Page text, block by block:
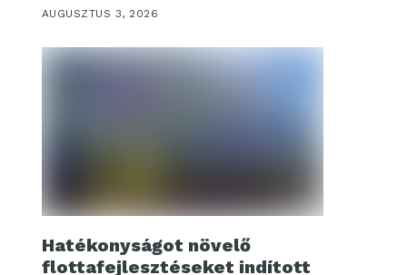
AUGUSZTUS 3, 2026
Hatékonyságot növelő
flottafejlesztéseket indított